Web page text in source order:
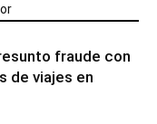
fraude con
de viajes en